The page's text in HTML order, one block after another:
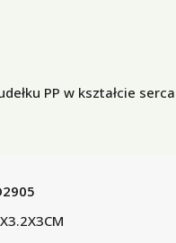
PP w kształcie